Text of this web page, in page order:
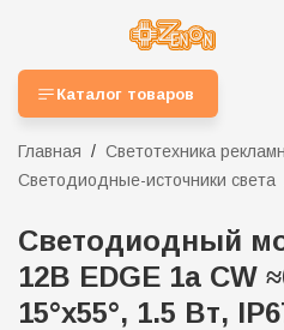
Каталог товаров
Главная
Светотехника
Светодиодные-источники света
Светодиодный
12В EDGE 1a CW
15°x55°, 1.5 Вт,